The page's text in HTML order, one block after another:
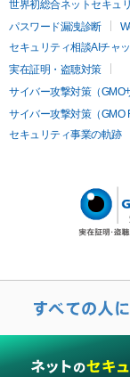
世界初総合ネットセキュ
パスワード漏洩診断
セキュリティ相談AIチャ
実在証明・盗聴対策
サイバー攻撃対策（GMO
サイバー攻撃対策（GMO
セキュリティ事業の軌跡